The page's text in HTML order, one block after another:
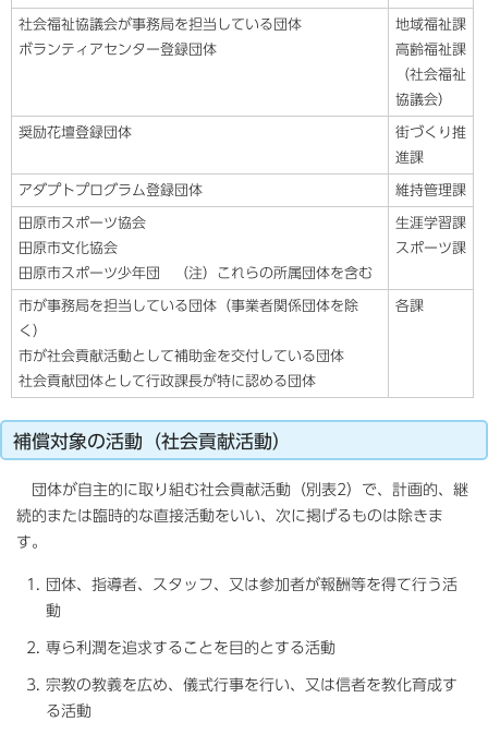
社会福祉協議会が事務局を担当している団体
ボランティアセンター登録団体
地域福祉課
高齢福祉課
（社会福祉
協議会）
奨励花壇登録団体
街づくり推
進課
アダプトプログラム登録団体 維持管理課
田原市スポーツ協会
田原市文化協会
田原市スポーツ少年団 （注）これらの所属団体を含む
生涯学習課
スポーツ課
市が事務局を担当している団体（事業者関係団体を除
く）
市が社会貢献活動として補助金を交付している団体
社会貢献団体として行政課長が特に認める団体
各課
補償対象の活動（社会貢献活動）
団体が自主的に取り組む社会貢献活動（別表2）で、計画的、継
続的または臨時的な直接活動をいい、次に掲げるものは除きま
す。
団体、指導者、スタッフ、又は参加者が報酬等を得て行う活
動
専ら利潤を追求することを目的とする活動
宗教の教義を広め、儀式行事を行い、又は信者を教化育成す
る活動